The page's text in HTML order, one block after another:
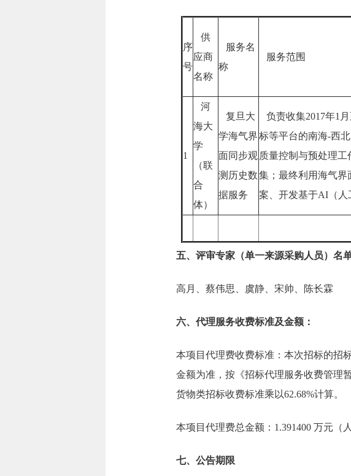
序
号
供
应商
名称
服务名
称
服务范围
1
河
海大
学
（联
合
体）
复旦大
学海气界
面同步观
测历史数
据服务
负责收集2017年1
标等平台的南海-西
质量控制与预处理
集；最终利用海气界
案、开发基于AI（人
五、评审专家（单一来源采购人员）名
高月、蔡伟思、虞静、宋帅、陈长霖
六、代理服务收费标准及金额：
本项目代理费收费标准：本次招标的招
金额为准，按《招标代理服务收费管理
货物类招标收费标准乘以62.68%计算。
本项目代理费总金额：1.391400 万元（
七、公告期限